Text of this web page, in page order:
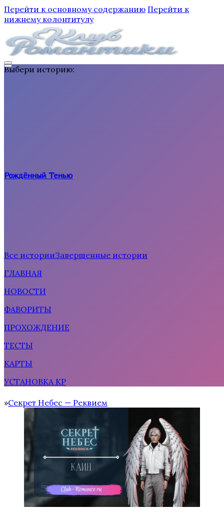
Перейти к основному содержанию Перейти к
нижнему колонтитулу
Выбери историю:
Рождённый Тенью
Водяная Лилия
Все историиЗавершенные истории
ГЛАВНАЯ
НОВОСТИ
ФАВОРИТЫ
ПРОХОЖДЕНИЕ
ТЕСТЫ
КАРТЫ
УСТАНОВКА КР
Home
Секрет Небес — Реквием